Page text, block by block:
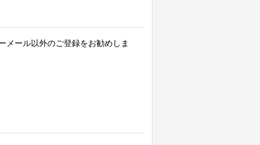
メール以外のご登録をお勧めしま